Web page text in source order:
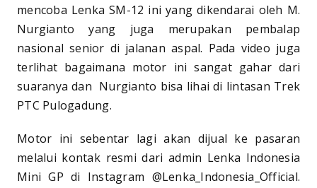
mencoba Lenka SM-12 ini yang dikendarai oleh M.
Nurgianto yang juga merupakan pembalap
nasional senior di jalanan aspal. Pada video juga
terlihat bagaimana motor ini sangat gahar dari
suaranya dan Nurgianto bisa lihai di lintasan Trek
PTC Pulogadung.
Motor ini sebentar lagi akan dijual ke pasaran
melalui kontak resmi dari admin Lenka Indonesia
Mini GP di Instagram @Lenka_Indonesia_Official.